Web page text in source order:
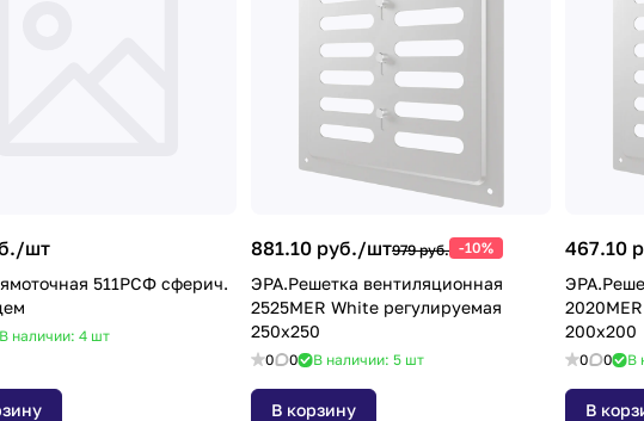
шт
511РСФ сферич.
В наличии: 4 шт
881.10 руб./шт979 руб. -10%
ЭРА.Решетка вентиляционная
2525MER White регулируемая
250x250
0 0 В наличии: 5 шт
В корзину
467.10
200x200
0 0 В
В